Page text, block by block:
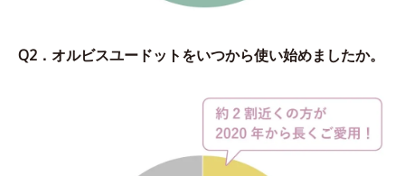
Q2．オルビスユードットをいつから使い始めましたか。